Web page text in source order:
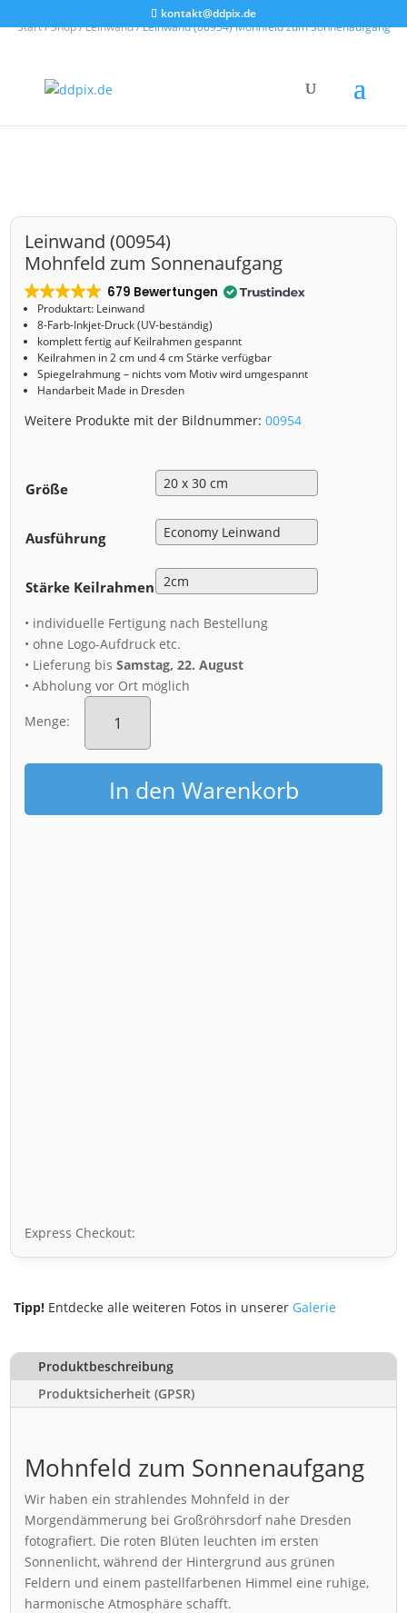
kontakt@ddpix.de
Start/Shop/Leinwand/ Leinwand (00954) Mohnfeld zum Sonnenaufgang
Leinwand (00954)
Mohnfeld zum Sonnenaufgang
679 Bewertungen
Produktart: Leinwand
8-Farb-Inkjet-Druck (UV-beständig)
komplett fertig auf Keilrahmen gespannt
Keilrahmen in 2 cm und 4 cm Stärke verfügbar
Spiegelrahmung – nichts vom Motiv wird umgespannt
Handarbeit Made in Dresden
Weitere Produkte mit der Bildnummer:00954
Größe
Ausführung
Stärke Keilrahmen
• individuelle Fertigung nach Bestellung
• ohne Logo-Aufdruck etc.
• Lieferung bisSamstag, 22. August
• Abholung vor Ort möglich
Menge:
Leinwand
(00954)
zum
Sonnenaufgang
MengeIn den Warenkorb
Express Checkout:
Tipp! Entdecke alle weiteren Fotos in unserer Galerie
Produktbeschreibung
Produktsicherheit (GPSR)
Mohnfeld zum Sonnenaufgang
Wir haben ein strahlendes Mohnfeld in der
Morgendämmerung bei Großröhrsdorf nahe Dresden
fotografiert. Die roten Blüten leuchten im ersten
Sonnenlicht, während der Hintergrund aus grünen
Feldern und einem pastellfarbenen Himmel eine ruhige,
harmonische Atmosphäre schafft.